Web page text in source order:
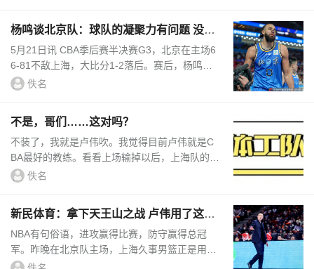
杨鸣谈北京队：球队的凝聚力有问题 没有
准备好天王山的强度
5月21日讯 CBA季后赛半决赛G3，北京在主场6
6-81不敌上海，大比分1-2落后。赛后，杨鸣在
直播间谈到了北京队暴露的问题：我们的现在就
佚名
不是，哥们……这对吗？
不装了，我就是卢伟吹。我觉得目前卢伟就是C
BA最好的教练。看看上场输掉以后，上海队的调
整思路：前两场打完，上海队暴露的最大问题是
佚名
新民体育：拿下天王山之战 卢伟用了这三
招
NBA有句俗语，进攻赢得比赛，防守赢得总冠
军。昨晚在北京队主场，上海久事男篮正是用一
场铜墙铁壁般的防守大战，拿下了至关重要的天